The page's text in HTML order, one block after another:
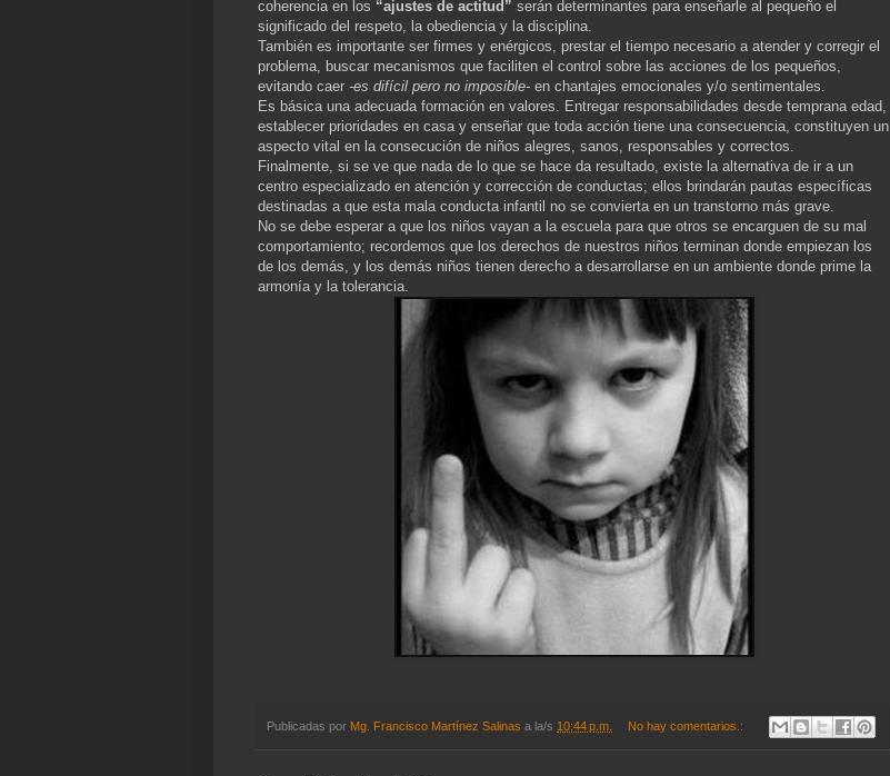
coherencia en los “ajustes de actitud” serán determinantes para enseñarle al pequeño el
significado del respeto, la obediencia y la disciplina.
También es importante ser firmes y enérgicos, prestar el tiempo necesario a atender y corregir el
problema, buscar mecanismos que faciliten el control sobre las acciones de los pequeños,
evitando caer -es difícil pero no imposible- en chantajes emocionales y/o sentimentales.
Es básica una adecuada formación en valores. Entregar responsabilidades desde temprana edad,
establecer prioridades en casa y enseñar que toda acción tiene una consecuencia, constituyen un
aspecto vital en la consecución de niños alegres, sanos, responsables y correctos.
Finalmente, si se ve que nada de lo que se hace da resultado, existe la alternativa de ir a un
centro especializado en atención y corrección de conductas; ellos brindarán pautas específicas
destinadas a que esta mala conducta infantil no se convierta en un transtorno más grave.
No se debe esperar a que los niños vayan a la escuela para que otros se encarguen de su mal
comportamiento; recordemos que los derechos de nuestros niños terminan donde empiezan los
de los demás, y los demás niños tienen derecho a desarrollarse en un ambiente donde prime la
armonía y la tolerancia.
Publicadas por Mg. Francisco Martínez Salinas a la/s 10:44 p.m. No hay comentarios.: